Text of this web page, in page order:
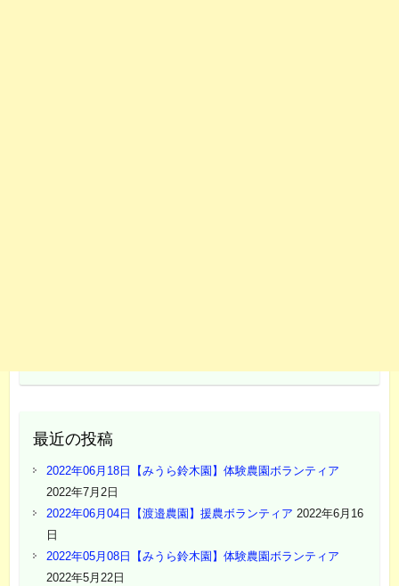
最近の投稿
2022年06月18日【みうら鈴木園】体験農園ボランティア
2022年7月2日
2022年06月04日【渡邉農園】援農ボランティア 2022年6月16
日
2022年05月08日【みうら鈴木園】体験農園ボランティア
2022年5月22日